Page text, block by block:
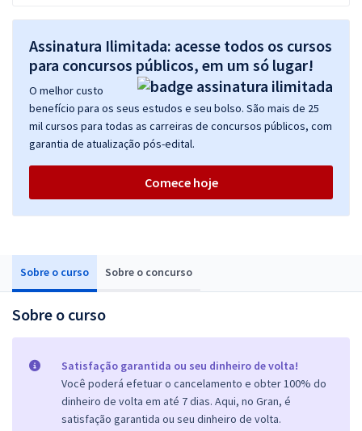
Sobre o curso Sobre o concurso
Sobre o curso
Satisfação garantida ou seu dinheiro de volta!
Você poderá efetuar o cancelamento e obter 100% do
dinheiro de volta em até 7 dias. Aqui, no Gran, é
satisfação garantida ou seu dinheiro de volta.
Assinatura Ilimitada: acesse todos os cursos
para concursos públicos, em um só lugar!
O melhor custo
benefício para os seus estudos e seu bolso. São mais de 25
mil cursos para todas as carreiras de concursos públicos, com
garantia de atualização pós-edital.
Comece hoje